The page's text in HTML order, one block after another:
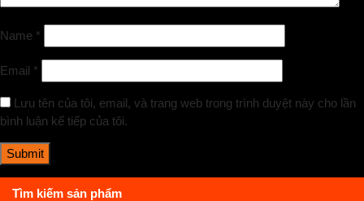
Name *
Email *
Lưu tên của tôi, email, và trang web trong trình duyệt này cho lần
bình luận kế tiếp của tôi.
Tìm kiếm sản phẩm